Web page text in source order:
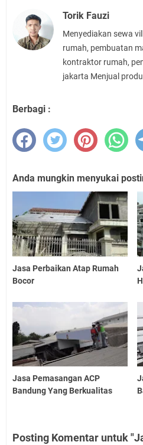
Torik Fauzi
Menyediakan sewa
rumah, pembuatan
kontraktor rumah,
jakarta Menjual
Berbagi :
Anda mungkin menyukai
Jasa Perbaikan Atap Rumah
Bocor
Jasa Pemasangan ACP
Bandung Yang Berkualitas
Posting Komentar untuk